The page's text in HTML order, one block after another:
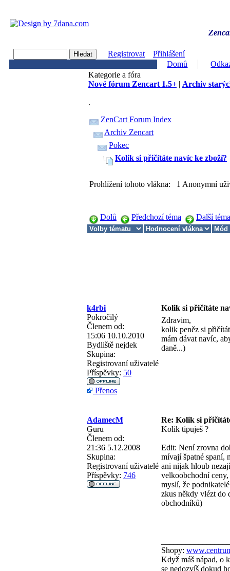
Registrovat
Přihlášení
Domů
Kategorie a fóra
Nové fórum Zencart 1.5+ | Archiv
.
ZenCart Forum Index
Archiv Zencart
Pokec
Kolik si přičítáte navíc ke zboží?
Prohlížení tohoto vlákna: 1 Anonymní
Dolů Předchozí téma Další téma
k4rbi
Kolik si přičítáte
Pokročilý
Členem od:
15:06 10.10.2010
Bydliště nejdek
Skupina:
Registrovaní uživatelé
Příspěvky: 50
Zdravim,
kolik peněz si
mám dávat navíc,
daně...)
Přenos
AdamecM
Re: Kolik si
Guru
Členem od:
21:36 5.12.2008
Skupina:
Registrovaní uživatelé
Příspěvky: 746
Kolik tipuješ ?
Edit: Není zrovna
mívají špatné spaní,
ani nijak hloub
velkoobchodní
myslí, že
zkus někdy vlézt do
obchodníků)
Shopy:
Když máš nápad, o
se nedozvíš dokud